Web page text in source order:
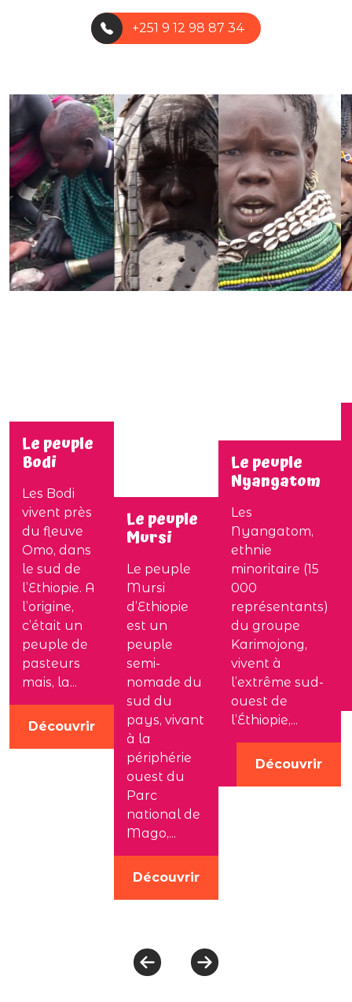
+251 9 12 98 87 34
Le peuple
Bodi
Les Bodi
vivent près
du fleuve
Omo, dans
le sud de
l’Ethiopie. A
l’origine,
c’était un
peuple de
pasteurs
mais, la...
Découvrir
Le peuple
Mursi
Le peuple
Mursi
d’Ethiopie
est un
peuple
semi-
nomade du
sud du
pays, vivant
à la
périphérie
ouest du
Parc
national de
Mago,...
Découvrir
Le peuple
Nyangatom
Les
Nyangatom,
ethnie
minoritaire (15
000
représentants)
du groupe
Karimojong,
vivent à
l’extrême sud-
ouest de
l’Éthiopie,...
Découvrir